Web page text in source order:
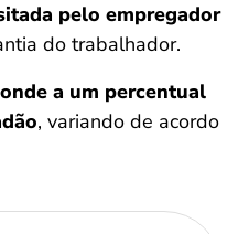
pelo empregador
do trabalhador.
a um percentual
, variando de acordo